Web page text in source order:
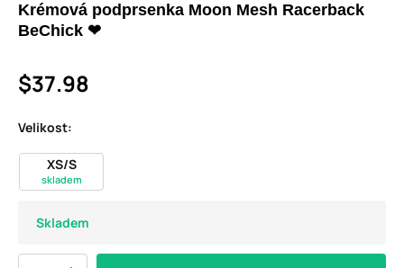
Krémová podprsenka Moon Mesh Racerback
BeChick ❤
$37.98
Velikost:
XS/S
skladem
Skladem